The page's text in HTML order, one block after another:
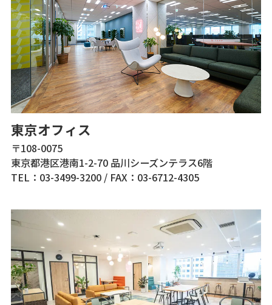
東京オフィス
〒108-0075
東京都港区港南1-2-70 品川シーズンテラス6階
TEL：03-3499-3200/ FAX：03-6712-4305